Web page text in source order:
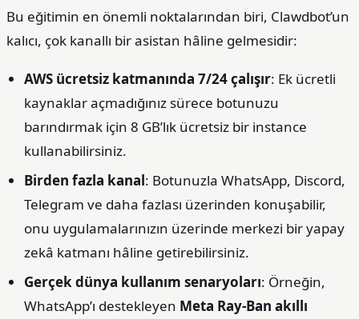
Bu eğitimin en önemli noktalarından biri, Clawdbot’un
kalıcı, çok kanallı bir asistan hâline gelmesidir:
AWS ücretsiz katmanında 7/24 çalışır: Ek ücretli
kaynaklar açmadığınız sürece botunuzu
barındırmak için 8 GB’lık ücretsiz bir instance
kullanabilirsiniz.
Birden fazla kanal: Botunuzla WhatsApp, Discord,
Telegram ve daha fazlası üzerinden konuşabilir,
onu uygulamalarınızın üzerinde merkezi bir yapay
zekâ katmanı hâline getirebilirsiniz.
Gerçek dünya kullanım senaryoları: Örneğin,
WhatsApp’ı destekleyen Meta Ray‑Ban akıllı